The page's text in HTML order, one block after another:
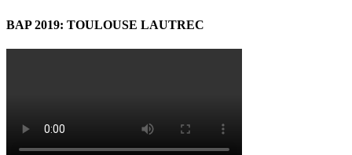
BAP 2019: TOULOUSE LAUTREC